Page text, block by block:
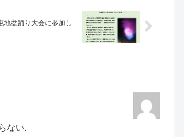
地盆踊り大会に参加し
ない.